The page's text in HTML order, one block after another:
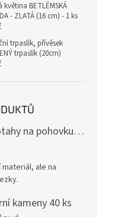
květina BETLÉMSKÁ
- ZLATÁ (16 cm) - 1 ks
trpaslík, přívěsek
trpaslík (20cm)
Voděodolné potahy na pohovku se vzorem
je 4 z 5 hvězdiček.
ale na
kameny 40 ks